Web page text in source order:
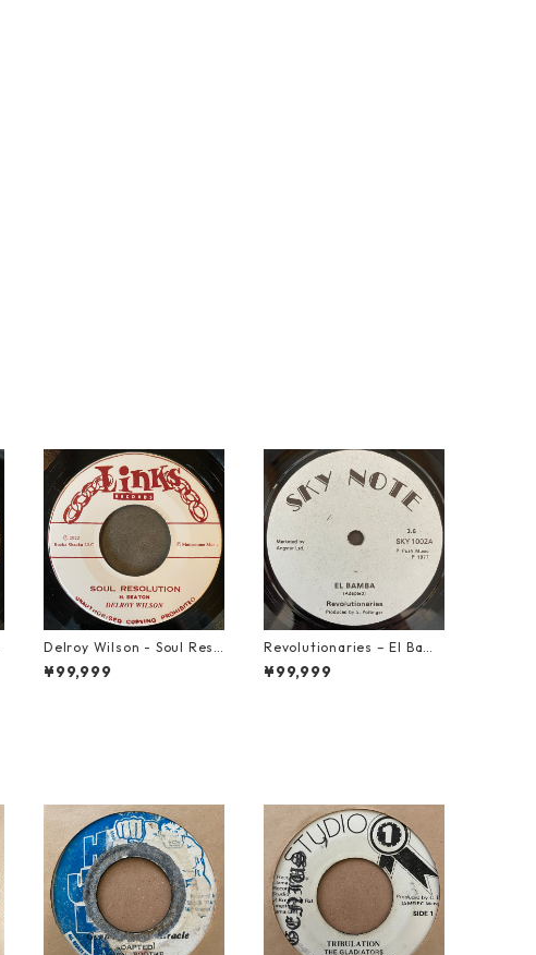
Delroy Wilson - Soul Reso
lution【7-21935】
¥99,999
Revolutionaries – El Bamb
a【7-21855】
¥99,999